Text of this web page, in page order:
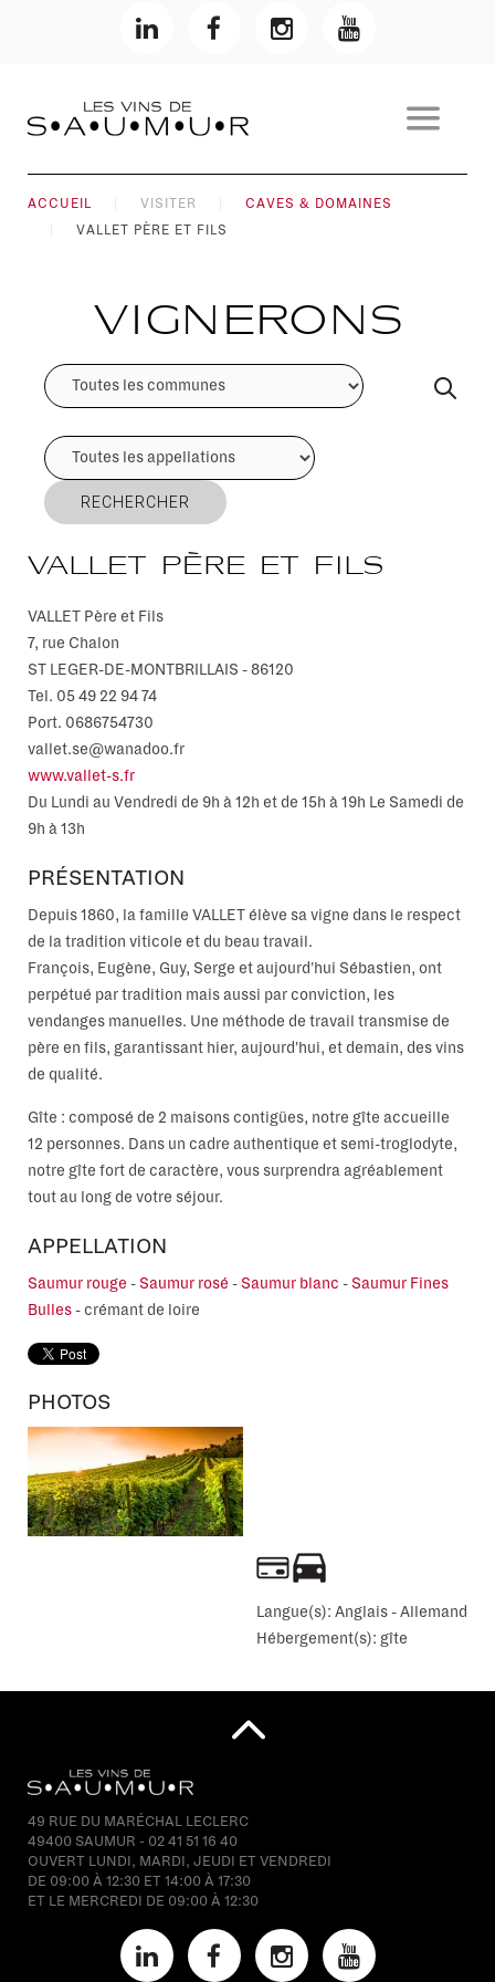
ACCUEIL VISITER
CAVES & DOMAINES
VALLET PÈRE ET FILS
Vignerons
RECHERCHER
VALLET Père et Fils
VALLET Père et Fils
7, rue Chalon
ST LEGER-DE-MONTBRILLAIS - 86120
Tel. 05 49 22 94 74
Port. 0686754730
vallet.se@wanadoo.fr
www.vallet-s.fr
Du Lundi au Vendredi de 9h à 12h et de 15h à 19h Le Samedi de
9h à 13h
PRÉSENTATION
Depuis 1860, la famille VALLET élève sa vigne dans le respect
de la tradition viticole et du beau travail.
François, Eugène, Guy, Serge et aujourd'hui Sébastien, ont
perpétué par tradition mais aussi par conviction, les
vendanges manuelles. Une méthode de travail transmise de
père en fils, garantissant hier, aujourd'hui, et demain, des vins
de qualité.
Gîte : composé de 2 maisons contigües, notre gîte accueille
12 personnes. Dans un cadre authentique et semi-troglodyte,
notre gîte fort de caractère, vous surprendra agréablement
tout au long de votre séjour.
APPELLATION
Saumur rouge - Saumur rosé - Saumur blanc - Saumur Fines
Bulles - crémant de loire
PHOTOS
Langue(s): Anglais - Allemand
Hébergement(s): gîte
49 RUE DU MARÉCHAL LECLERC
49400 SAUMUR - 02 41 51 16 40
OUVERT LUNDI, MARDI, JEUDI ET VENDREDI
DE 09:00 À 12:30 ET 14:00 À 17:30
ET LE MERCREDI DE 09:00 À 12:30